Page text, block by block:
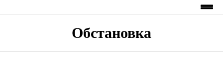
Обстановка